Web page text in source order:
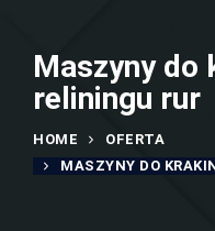
Maszyny do
reliningu rur
HOME
OFERTA
MASZYNY DO